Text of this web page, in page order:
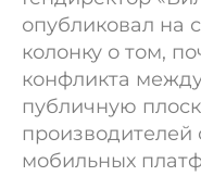
опубликовал на
колонку о том,
конфликта
публичную
производителей
мобильных